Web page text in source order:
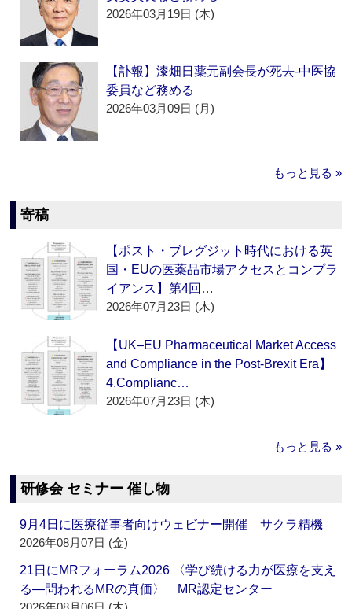
2026年03月19日 (木)
【訃報】漆畑日薬元副会長が死去‐中医協
委員など務める
2026年03月09日 (月)
もっと見る »
寄稿
【ポスト・ブレグジット時代における英
国・EUの医薬品市場アクセスとコンプラ
イアンス】第4回…
2026年07月23日 (木)
【UK–EU Pharmaceutical Market Access
and Compliance in the Post-Brexit Era】
4.Complianc…
2026年07月23日 (木)
もっと見る »
研修会 セミナー 催し物
9月4日に医療従事者向けウェビナー開催 サクラ精機
2026年08月07日 (金)
21日にMRフォーラム2026 〈学び続ける力が医療を支え
る―問われるMRの真価〉 MR認定センター